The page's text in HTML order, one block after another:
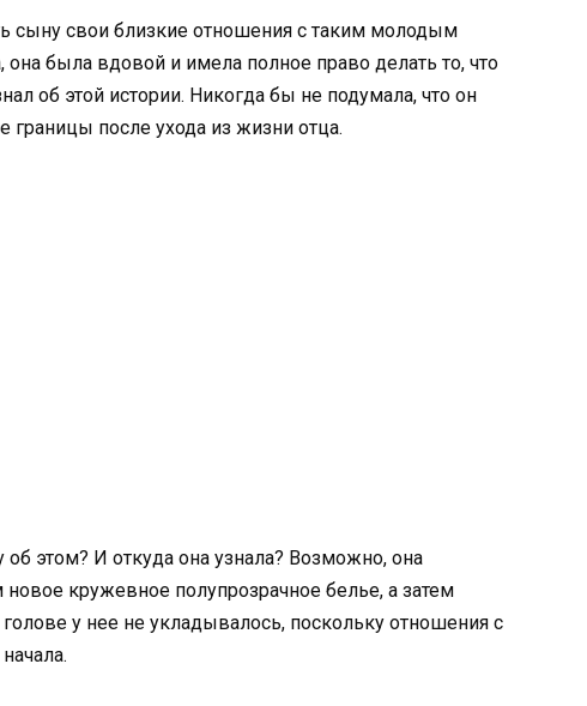
сыну свои близкие отношения с таким молодым
была вдовой и имела полное право делать то, что
об этой истории. Никогда бы не подумала, что он
после ухода из жизни отца.
этом? И откуда она узнала? Возможно, она
кружевное полупрозрачное белье, а затем
у нее не укладывалось, поскольку отношения с